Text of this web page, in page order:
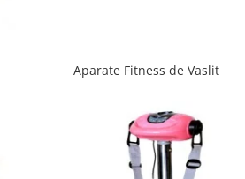
Aparate Fitness de Vaslit